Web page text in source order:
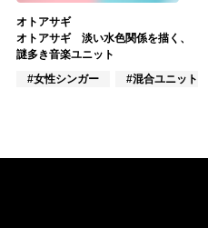
オトアサギ
オトアサギ 淡い水色関係を描く、
謎多き音楽ユニット
#女性シンガー
#混合ユニット